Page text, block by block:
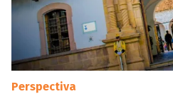
Perspectiva